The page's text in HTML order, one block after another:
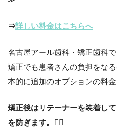
⇒詳しい料金はこちらへ
名古屋アール歯科・矯正歯科
矯正でも患者さんの負担をな
本的に追加のオプションの料
矯正後はリテーナーを装着し
を防ぎます。
😶‍🌫️